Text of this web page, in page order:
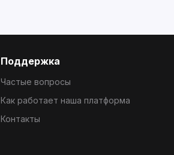
Поддержка
Частые вопросы
Как работает наша платформа
Контакты